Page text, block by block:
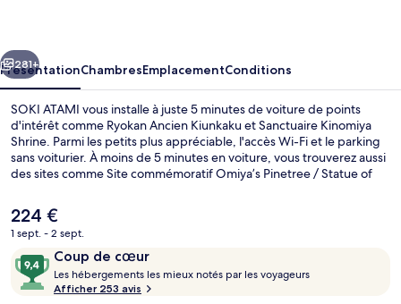
Suivant
281+
PrésentationChambresEmplacementConditions
SOKI ATAMI vous installe à juste 5 minutes de voiture de points
d'intérêt comme Ryokan Ancien Kiunkaku et Sanctuaire Kinomiya
Shrine. Parmi les petits plus appréciable, l'accès Wi-Fi et le parking
sans voiturier. À moins de 5 minutes en voiture, vous trouverez aussi
des sites comme Site commémoratif Omiya’s Pinetree / Statue of
ne disent que du bien en ce qui concerne le personnel attentionné.
Le
prix
actuel
est
de
224 €.
224 €
1 sept. - 2 sept.
Avis
voyageurs
Coup de cœur
9,4
sur
10,
Les hébergements les mieux notés par les voyageurs
Afficher 253 avis